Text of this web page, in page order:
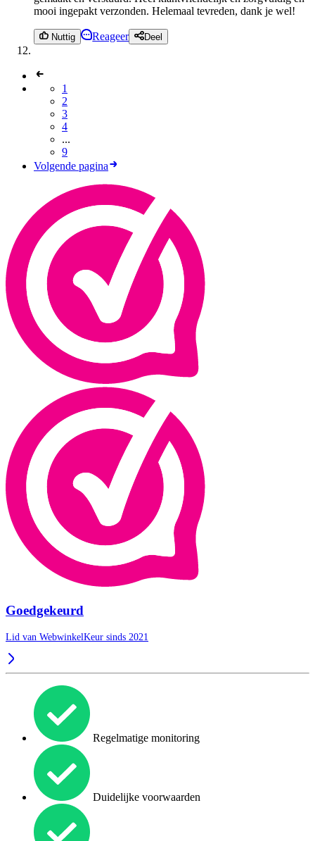
mooi ingepakt verzonden. Helemaal tevreden, dank je wel!
Nuttig Reageer Deel
1
2
3
4
...
9
Volgende pagina
Goedgekeurd
Lid van WebwinkelKeur sinds 2021
Regelmatige monitoring
Duidelijke voorwaarden